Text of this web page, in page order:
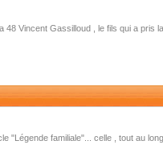
Vincent Gassilloud , le fils qui a pris
"Légende familiale"... celle , tout au